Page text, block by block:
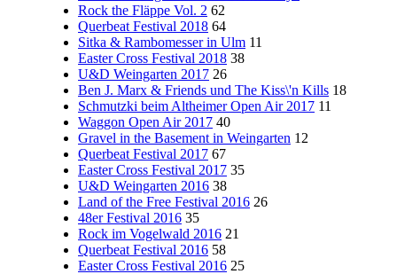
Rock the Fläppe Vol. 2 62
Querbeat Festival 2018 64
Sitka & Rambomesser in Ulm 11
Easter Cross Festival 2018 38
U&D Weingarten 2017 26
Ben J. Marx & Friends und The Kiss\'n Kills 18
Schmutzki beim Altheimer Open Air 2017 11
Waggon Open Air 2017 40
Gravel in the Basement in Weingarten 12
Querbeat Festival 2017 67
Easter Cross Festival 2017 35
U&D Weingarten 2016 38
Land of the Free Festival 2016 26
48er Festival 2016 35
Rock im Vogelwald 2016 21
Querbeat Festival 2016 58
Easter Cross Festival 2016 25